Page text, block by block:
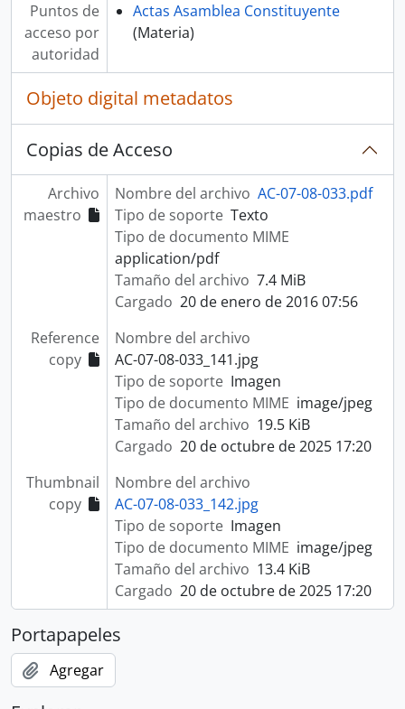
Puntos de
acceso por
autoridad
Actas Asamblea Constituyente
(Materia)
Objeto digital metadatos
Copias de Acceso
Archivo
maestro
Nombre del archivo AC-07-08-033.pdf
Tipo de soporte Texto
Tipo de documento MIME
application/pdf
Tamaño del archivo 7.4 MiB
Cargado 20 de enero de 2016 07:56
Reference
copy
Nombre del archivo
AC-07-08-033_141.jpg
Tipo de soporte Imagen
Tipo de documento MIME image/jpeg
Tamaño del archivo 19.5 KiB
Cargado 20 de octubre de 2025 17:20
Thumbnail
copy
Nombre del archivo
AC-07-08-033_142.jpg
Tipo de soporte Imagen
Tipo de documento MIME image/jpeg
Tamaño del archivo 13.4 KiB
Cargado 20 de octubre de 2025 17:20
Portapapeles
Agregar